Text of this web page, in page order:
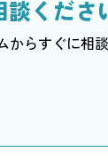
談くださ
からすぐに相